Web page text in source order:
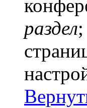
раздел